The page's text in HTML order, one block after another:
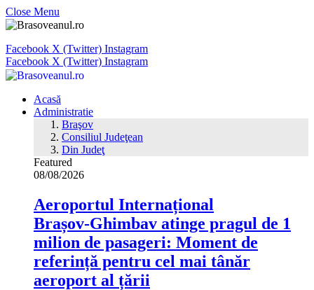
Close Menu
Facebook X (Twitter) Instagram
Facebook X (Twitter) Instagram
Acasă
Administratie
Braşov
Consiliul Judeţean
Din Judeţ
Featured
08/08/2026
Aeroportul Internațional
Brașov‑Ghimbav atinge pragul de 1
milion de pasageri: Moment de
referință pentru cel mai tânăr
aeroport al țării